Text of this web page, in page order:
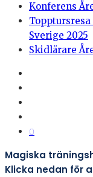
Konferens
Sverige 2025
Skidlärare
0
Magiska
Klicka nedan för